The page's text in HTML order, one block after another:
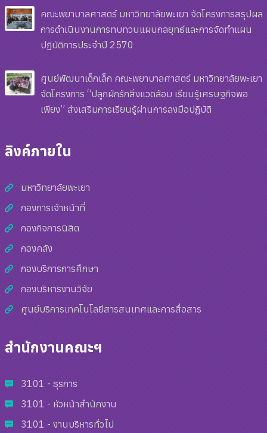
คณะพยาบาลศาสตร์ มหาวิทยาลัยพะเยา จัดโครงการสรุปผล
การดำเนินงานการทบทวนแผนกลยุทธ์และการจัดทำแผน
ปฏิบัติการประจำปี 2570
ศูนย์พัฒนาเด็กเล็ก คณะพยาบาลศาสตร์ มหาวิทยาลัยพะเยา
จัดโครงการ “ปลูกผักรักสิ่งแวดล้อม เรียนรู้เศรษฐกิจพอ
เพียง” ส่งเสริมการเรียนรู้ผ่านการลงมือปฏิบัติ
ลิงค์ภายใน
มหาวิทยาลัยพะเยา
กองการเจ้าหน้าที่
กองกิจการนิสิต
กองคลัง
กองบริการการศึกษา
กองบริหารงานวิจัย
ศูนย์บริการเทคโนโลยีสารสนเทศและการสื่อสาร
สำนักงานคณะฯ
3101 - ธุรการ
3101 - หัวหน้าสำนักงาน
3101 - งานบริหารทั่วไป